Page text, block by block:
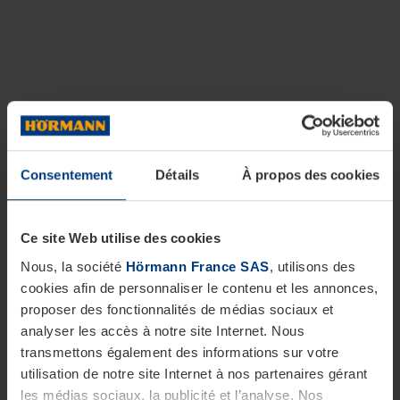
Consentement Détails À propos des cookies
Ce site Web utilise des cookies
Nous, la société Hörmann France SAS, utilisons des
cookies afin de personnaliser le contenu et les annonces,
proposer des fonctionnalités de médias sociaux et
analyser les accès à notre site Internet. Nous
transmettons également des informations sur votre
utilisation de notre site Internet à nos partenaires gérant
les médias sociaux, la publicité et l’analyse. Nos